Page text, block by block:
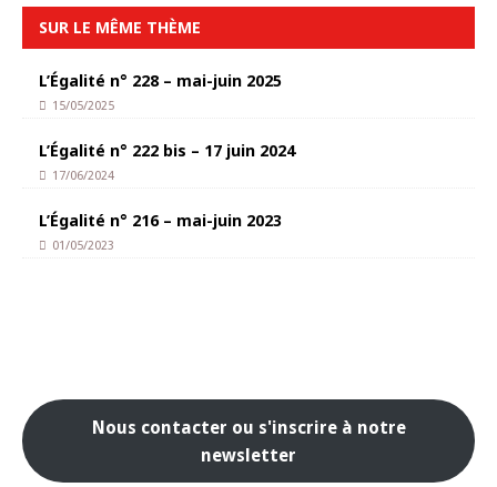
SUR LE MÊME THÈME
L’Égalité n° 228 – mai-juin 2025
15/05/2025
L’Égalité n° 222 bis – 17 juin 2024
17/06/2024
L’Égalité n° 216 – mai-juin 2023
01/05/2023
Nous contacter ou s'inscrire à notre
newsletter